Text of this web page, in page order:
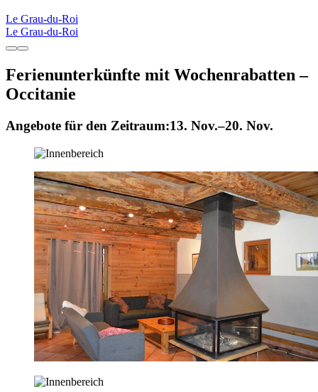
Le Grau-du-Roi
Le Grau-du-Roi
Ferienunterkünfte mit Wochenrabatten –
Occitanie
Angebote für den Zeitraum:13. Nov.–20. Nov.